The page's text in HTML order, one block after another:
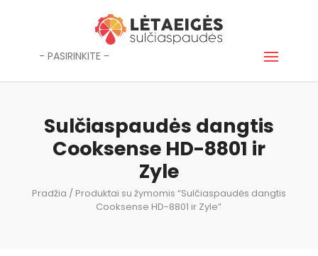
- PASIRINKITE -
Sulčiaspaudės dangtis
Cooksense HD-8801 ir
Zyle
Pradžia / Produktai su žymomis “Sulčiaspaudės dangtis
Cooksense HD-8801 ir Zyle”